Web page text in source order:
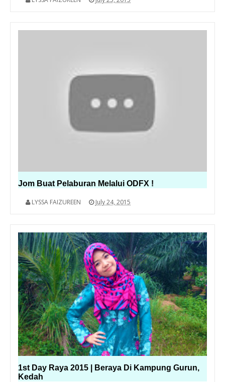
Jom Buat Pelaburan Melalui ODFX !
LYSSA FAIZUREEN July 24, 2015
1st Day Raya 2015 | Beraya Di Kampung Gurun,
Kedah